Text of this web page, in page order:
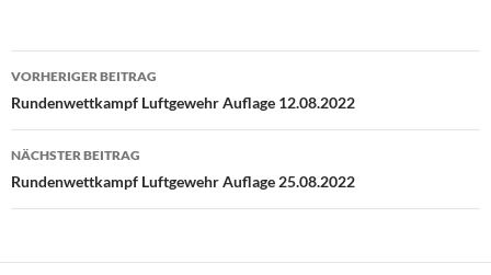
Beitragsnavigation
VORHERIGER BEITRAG
Rundenwettkampf Luftgewehr Auflage 12.08.2022
NÄCHSTER BEITRAG
Rundenwettkampf Luftgewehr Auflage 25.08.2022